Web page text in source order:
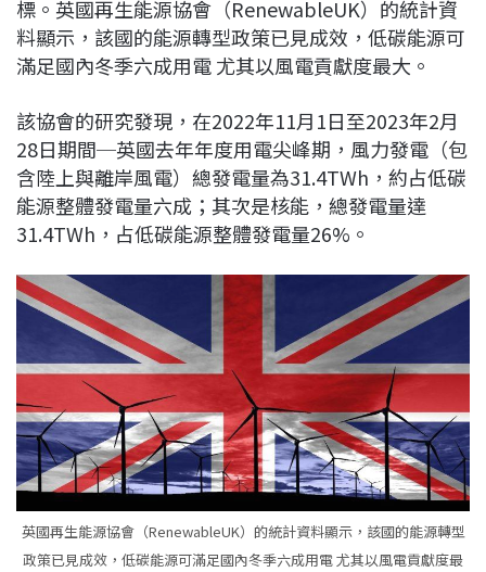
標。英國再生能源協會（RenewableUK）的統計資
料顯示，該國的能源轉型政策已見成效，低碳能源可
滿足國內冬季六成用電 尤其以風電貢獻度最大。
該協會的研究發現，在2022年11月1日至2023年2月
28日期間─英國去年年度用電尖峰期，風力發電（包
含陸上與離岸風電）總發電量為31.4TWh，約占低碳
能源整體發電量六成；其次是核能，總發電量達
31.4TWh，占低碳能源整體發電量26%。
英國再生能源協會（RenewableUK）的統計資料顯示，該國的能源轉型
政策已見成效，低碳能源可滿足國內冬季六成用電 尤其以風電貢獻度最